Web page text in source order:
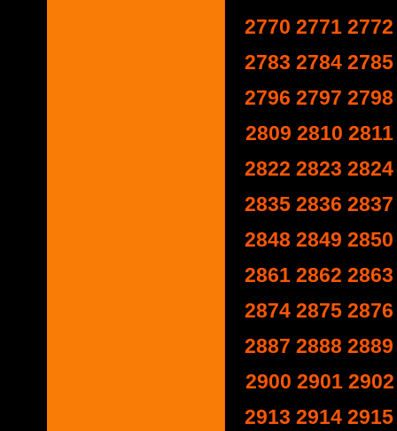
2770 2771 2772
2783 2784 2785
2796 2797 2798
2809 2810 2811
2822 2823 2824
2835 2836 2837
2848 2849 2850
2861 2862 2863
2874 2875 2876
2887 2888 2889
2900 2901 2902
2913 2914 2915